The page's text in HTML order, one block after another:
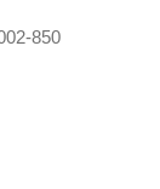
850